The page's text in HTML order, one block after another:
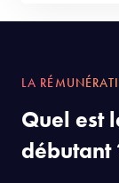
LA
Quel est
débutant